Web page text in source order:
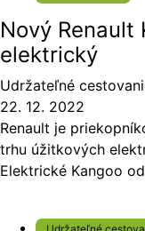
Nový Renault
elektrický
Udržateľné
22. 12. 2022
Renault je
trhu úžitkových
Elektrické Kangoo